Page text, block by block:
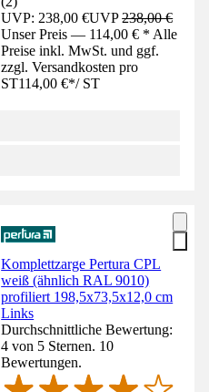
UVP: 238,00 €UVP238,00 €
Unser Preis — 114,00 € * Alle
Preise inkl. MwSt. und ggf.
zzgl. Versandkosten pro
ST114,00 €*/ ST
Komplettzarge Pertura CPL
weiß (ähnlich RAL 9010)
profiliert 198,5x73,5x12,0 cm
Links
Durchschnittliche Bewertung:
4 von 5 Sternen. 10
Bewertungen.